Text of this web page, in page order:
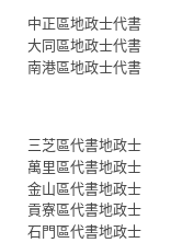
中正區地政士代書
大同區地政士代書
南港區地政士代書
三芝區代書地政士
萬里區代書地政士
金山區代書地政士
貢寮區代書地政士
石門區代書地政士